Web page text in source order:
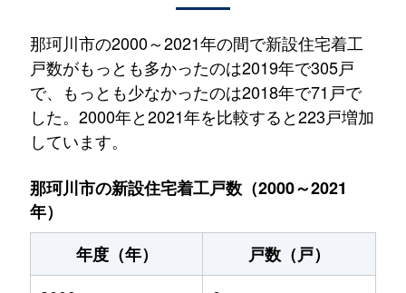
那珂川市の2000～2021年の間で新設住宅着工
戸数がもっとも多かったのは2019年で305戸
で、もっとも少なかったのは2018年で71戸で
した。2000年と2021年を比較すると223戸増加
しています。
那珂川市の新設住宅着工戸数（2000～2021
年）
年度（年）
戸数（戸）